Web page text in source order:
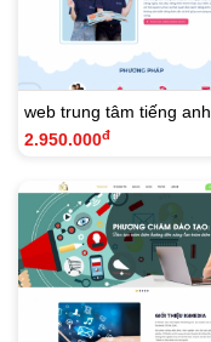
web trung tâm tiếng anh
2.950.000đ